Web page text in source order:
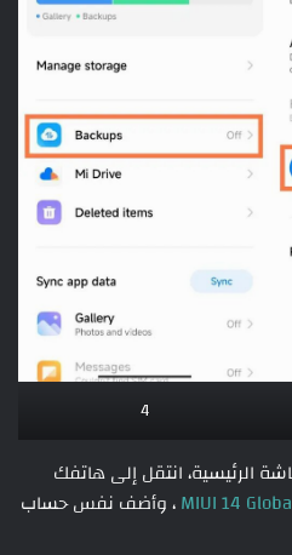
4
الرئيسية، انتقل إلى هاتفك
MIUI 14، وأضف نفس حساب